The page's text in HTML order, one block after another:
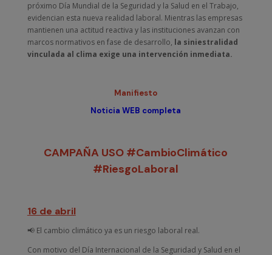
próximo Día Mundial de la Seguridad y la Salud en el Trabajo,
evidencian esta nueva realidad laboral. Mientras las empresas
mantienen una actitud reactiva y las instituciones avanzan con
marcos normativos en fase de desarrollo, la siniestralidad
vinculada al clima exige una intervención inmediata.
Manifiesto
Noticia WEB completa
CAMPAÑA USO #CambioClimático
#RiesgoLaboral
16 de abril
📢 El cambio climático ya es un riesgo laboral real.
Con motivo del Día Internacional de la Seguridad y Salud en el